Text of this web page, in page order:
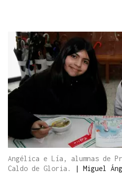
Angélica e Lía, alumnas de
Caldo de Gloria.
| Miguel